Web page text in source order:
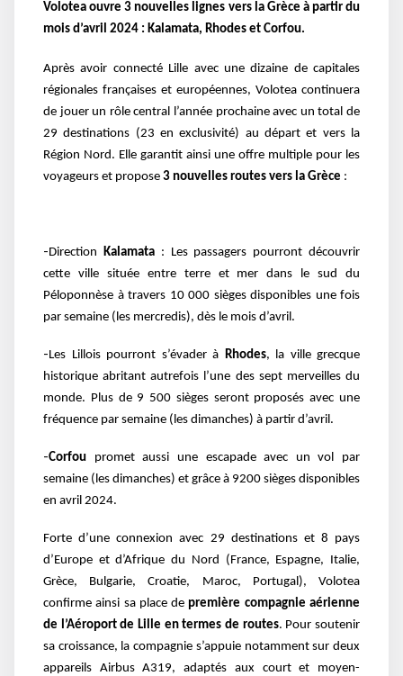
Volotea ouvre 3 nouvelles lignes vers la Grèce à partir du
mois d’avril 2024 : Kalamata, Rhodes et Corfou.
Après avoir connecté Lille avec une dizaine de capitales
régionales françaises et européennes, Volotea continuera
de jouer un rôle central l’année prochaine avec un total de
29 destinations (23 en exclusivité) au départ et vers la
Région Nord. Elle garantit ainsi une offre multiple pour les
voyageurs et propose 3 nouvelles routes vers la Grèce :
-Direction Kalamata: Les passagers pourront découvrir
cette ville située entre terre et mer dans lesud du
Péloponnèse à travers 10 000 sièges disponibles une fois
par semaine (les mercredis), dès le mois d’avril.
-Les Lillois pourront s’évader à Rhodes, la ville grecque
historique abritant autrefois l’une des sept merveilles du
monde. Plus de 9 500 sièges seront proposés avec une
fréquence par semaine (les dimanches) à partir d’avril.
-Corfou promet aussi une escapade avec un vol par
semaine (les dimanches) et grâce à 9200 sièges disponibles
en avril 2024.
Forte d’une connexion avec 29 destinations et 8 pays
d’Europe et d’Afrique du Nord (France, Espagne, Italie,
Grèce, Bulgarie, Croatie, Maroc, Portugal), Volotea
confirme ainsi sa place de première compagnie aérienne
de l’Aéroport de Lille en termes de routes. Pour soutenir
sa croissance, la compagnie s’appuie notamment sur deux
appareils Airbus A319, adaptés aux court et moyen-